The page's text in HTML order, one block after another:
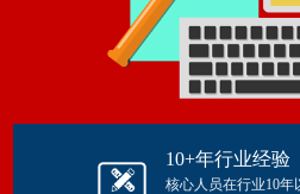
10+年行业经验
核心人员在行业10